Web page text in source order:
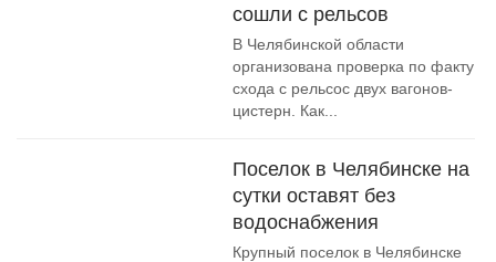
сошли с рельсов
В Челябинской области
организована проверка по факту
схода с рельсос двух вагонов-
цистерн. Как...
Поселок в Челябинске на
сутки оставят без
водоснабжения
Крупный поселок в Челябинске